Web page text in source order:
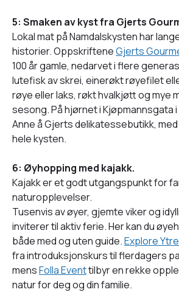
5: Smaken av kyst fra Gjerts
Lokal mat på Namdalskysten har
historier. OppskrifteneGjerts
100 år gamle, nedarvet i flere
lutefisk av skrei, einerøkt røyefilet
røye eller laks, røkt hvalkjøtt og mye
sesong. På hjørnet i Kjøpmannsgata
Anne å Gjerts delikatessebutikk,
hele kysten.
6: Øyhopping med kajakk.
Kajakk er et godt utgangspunkt for
naturopplevelser.
Tusenvis av øyer, gjemte viker og
inviterer til aktiv ferie. Her kan du
både med og uten guide.Explore
fra introduksjonskurs til flerdagers
mensFolla Eventtilbyr en rekke
natur for deg og din familie.